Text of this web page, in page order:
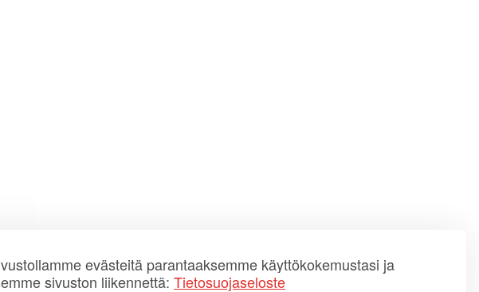
evästeitä parantaaksemme käyttökokemustasi ja
sivuston liikennettä: Tietosuojaseloste